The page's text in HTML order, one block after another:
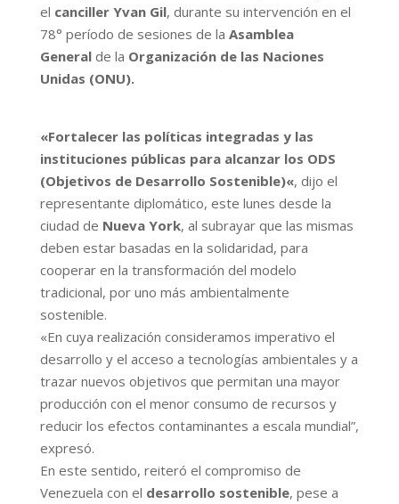
el canciller Yvan Gil, durante su intervención en el
78° período de sesiones de la Asamblea
General de la Organización de las Naciones
Unidas (ONU).
«Fortalecer las políticas integradas y las
instituciones públicas para alcanzar los ODS
(Objetivos de Desarrollo Sostenible)«, dijo el
representante diplomático, este lunes desde la
ciudad de Nueva York, al subrayar que las mismas
deben estar basadas en la solidaridad, para
cooperar en la transformación del modelo
tradicional, por uno más ambientalmente
sostenible.
«En cuya realización consideramos imperativo el
desarrollo y el acceso a tecnologías ambientales y a
trazar nuevos objetivos que permitan una mayor
producción con el menor consumo de recursos y
reducir los efectos contaminantes a escala mundial”,
expresó.
En este sentido, reiteró el compromiso de
Venezuela con el desarrollo sostenible, pese a